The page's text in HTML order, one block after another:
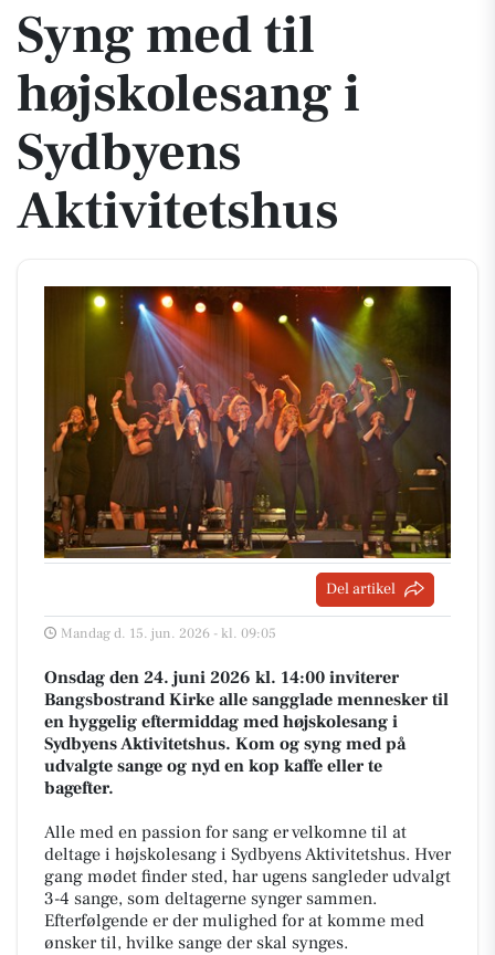
Syng med til
højskolesang i
Sydbyens
Aktivitetshus
Del artikel
Mandag d. 15. jun. 2026 - kl. 09:05
Onsdag den 24. juni 2026 kl. 14:00 inviterer
Bangsbostrand Kirke alle sangglade mennesker til
en hyggelig eftermiddag med højskolesang i
Sydbyens Aktivitetshus. Kom og syng med på
udvalgte sange og nyd en kop kaffe eller te
bagefter.
Alle med en passion for sang er velkomne til at
deltage i højskolesang i Sydbyens Aktivitetshus. Hver
gang mødet finder sted, har ugens sangleder udvalgt
3-4 sange, som deltagerne synger sammen.
Efterfølgende er der mulighed for at komme med
ønsker til, hvilke sange der skal synges.